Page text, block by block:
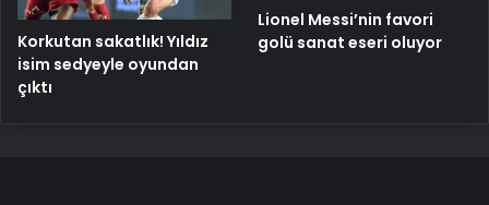
Korkutan sakatlık! Yıldız
isim sedyeyle oyundan
çıktı
Lionel Messi’nin favori
golü sanat eseri oluyor